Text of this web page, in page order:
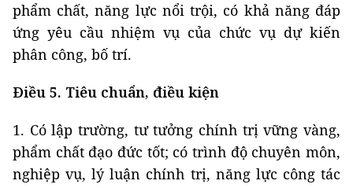
phẩm chất, năng lực nổi trội, có khả năng đáp
ứng yêu cầu nhiệm vụ của chức vụ dự kiến
phân công, bố trí.
Điều 5. Tiêu chuẩn, điều kiện
1. Có lập trường, tư tưởng chính trị vững vàng,
phẩm chất đạo đức tốt; có trình độ chuyên môn,
nghiệp vụ, lý luận chính trị, năng lực công tác